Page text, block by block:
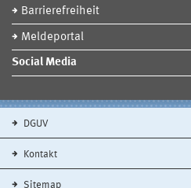
Barrierefreiheit
Meldeportal
Social Media
DGUV
Kontakt
Sitemap